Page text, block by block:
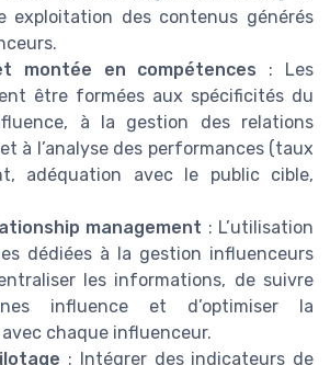
exploitation des contenus générés
montée en compétences : Les
être formées aux spécificités du
à la gestion des relations
à l’analyse des performances (taux
adéquation avec le public cible,
management : L’utilisation
dédiées à la gestion influenceurs
les informations, de suivre
influence et d’optimiser la
chaque influenceur.
: Intégrer des indicateurs de